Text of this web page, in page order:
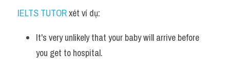
IELTS TUTOR xét ví dụ:
It's very unlikely that your baby will arrive before
you get to hospital.